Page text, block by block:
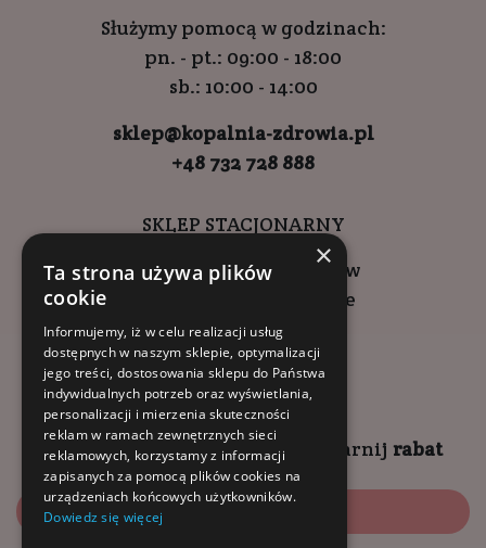
Służymy pomocą w godzinach:
pn. - pt.: 09:00 - 18:00
sb.: 10:00 - 14:00
sklep@kopalnia-zdrowia.pl
+48 732 728 888
SKLEP STACJONARNY
ul. Wadowicka 6, Kraków
Kompleks Buma Square
godziny otwarcia:
9:00 - 18:00 (pon-pt)
10:00 - 14:00 (sob)
Zapisz się naNEWSLETTER zgarnij rabat
Zapisz się
×
Ta strona używa plików
cookie
Informujemy, iż w celu realizacji usług
dostępnych w naszym sklepie, optymalizacji
jego treści, dostosowania sklepu do Państwa
indywidualnych potrzeb oraz wyświetlania,
personalizacji i mierzenia skuteczności
reklam w ramach zewnętrznych sieci
reklamowych, korzystamy z informacji
zapisanych za pomocą plików cookies na
urządzeniach końcowych użytkowników.
Dowiedz się więcej